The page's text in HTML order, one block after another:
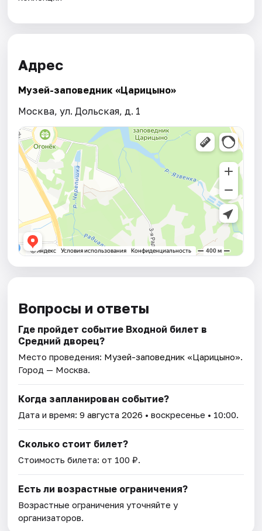
Адрес
Музей-заповедник «Царицыно»
Москва, ул. Дольская, д. 1
Вопросы и ответы
Где пройдет событие Входной билет в
Средний дворец?
Место проведения: Музей-заповедник «Царицыно».
Город — Москва.
Когда запланирован событие?
Дата и время:9 августа 2026 • воскресенье • 10:00.
Сколько стоит билет?
Стоимость билета: от 100 ₽.
Есть ли возрастные ограничения?
Возрастные ограничения уточняйте у
организаторов.